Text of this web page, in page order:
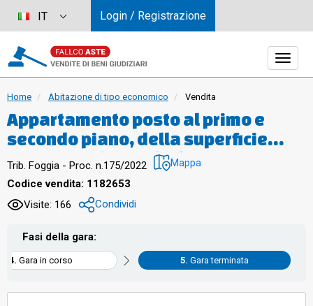
Home Abitazione di tipo economico Vendita
Appartamento posto al primo e
secondo piano, della superficie
commerciale totale di mq. 137,29
circa. Il primo piano è costituito da
ingresso, soggiorno/cucina,
ripostiglio, corridoio, disimpegno,
due camere da letto, un secondo
ripostiglio attualmente adibito a
camera da letto ed un bagno con
antibagno, oltre ad un balcone; il
Trib. Foggia - Proc. n.175/2022 Mappa
Codice vendita: 1182653
Visite: 166
Condividi
Fasi della gara:
Gara in corso Gara terminata
IT Login / Registrazione